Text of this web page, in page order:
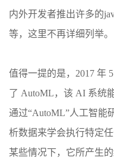
内外开发者推出许多的
等，这里不再详细列举。
值得一提的是，2017 年
了 AutoML，该 AI 系统
通过“AutoML”人工智能
析数据来学会执行特定
某些情况下，它所产生